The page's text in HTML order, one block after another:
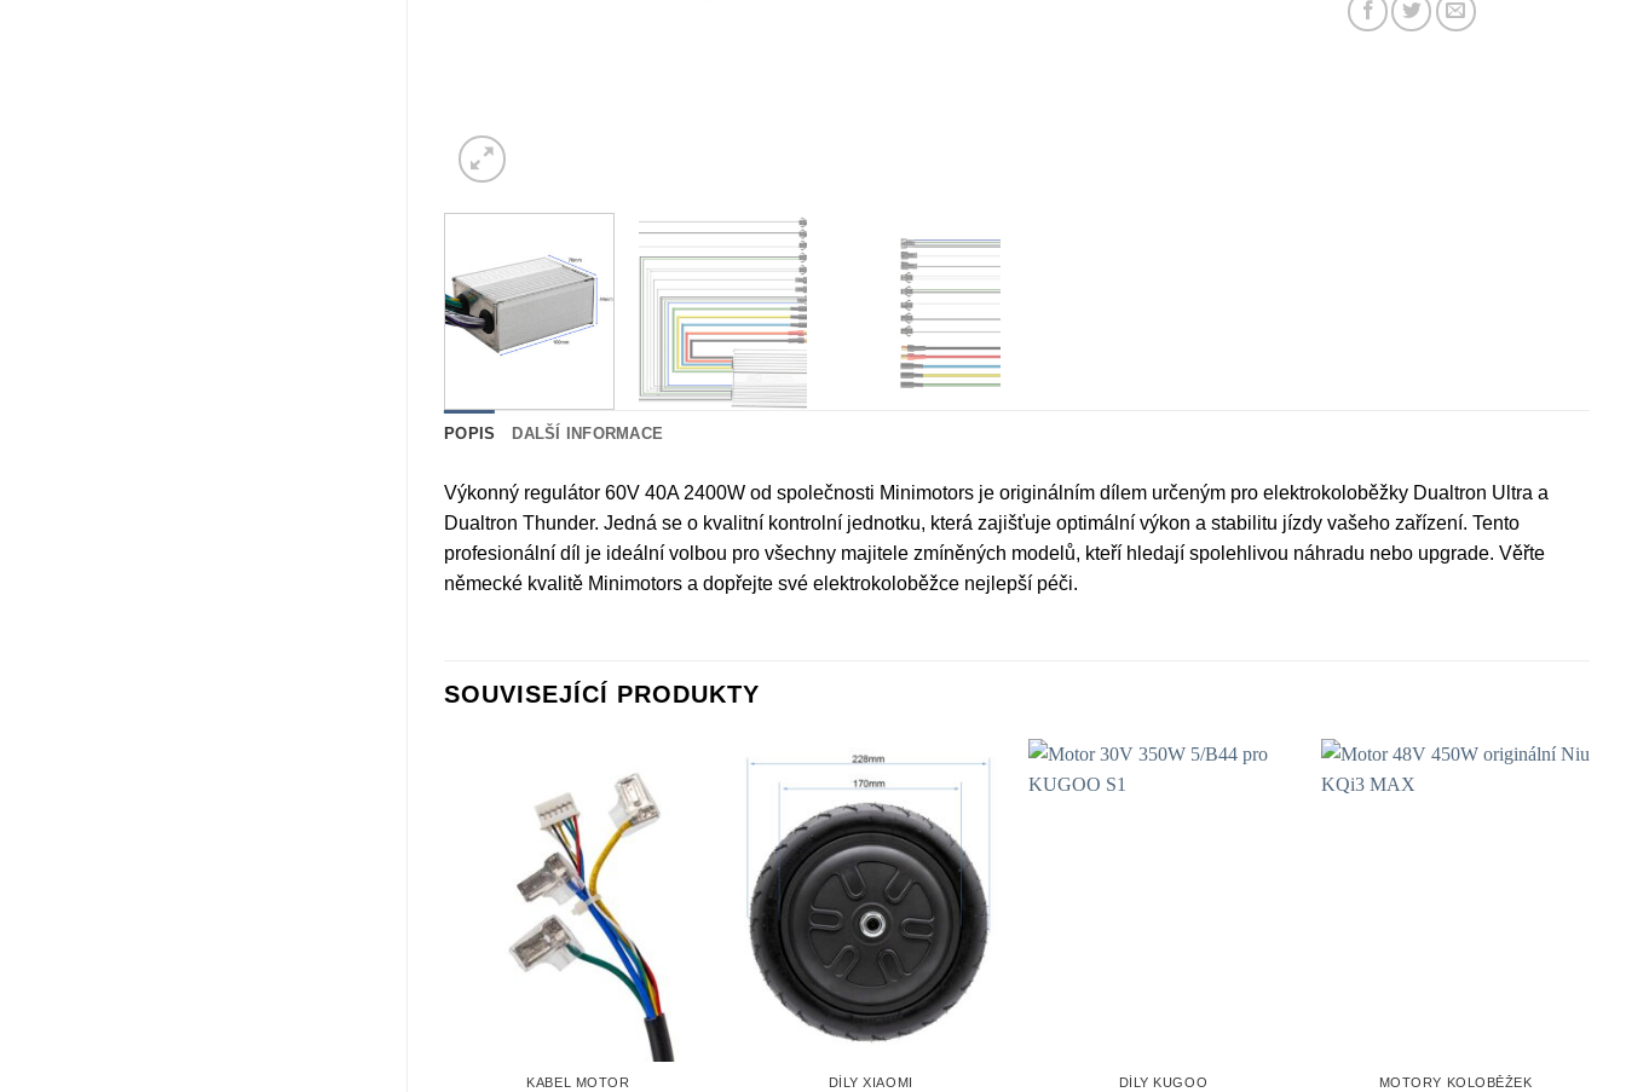
POPIS DALŠÍ INFORMACE
Výkonný regulátor 60V 40A 2400W od společnosti Minimotors je originálním dílem určeným pro elektrokoloběžky Dualtron Ultra a
Dualtron Thunder. Jedná se o kvalitní kontrolní jednotku, která zajišťuje optimální výkon a stabilitu jízdy vašeho zařízení. Tento
profesionální díl je ideální volbou pro všechny majitele zmíněných modelů, kteří hledají spolehlivou náhradu nebo upgrade. Věřte
německé kvalitě Minimotors a dopřejte své elektrokoloběžce nejlepší péči.
SOUVISEJÍCÍ PRODUKTY
KABEL MOTOR DÍLY XIAOMI DÍLY KUGOO MOTORY KOLOBĚŽEK